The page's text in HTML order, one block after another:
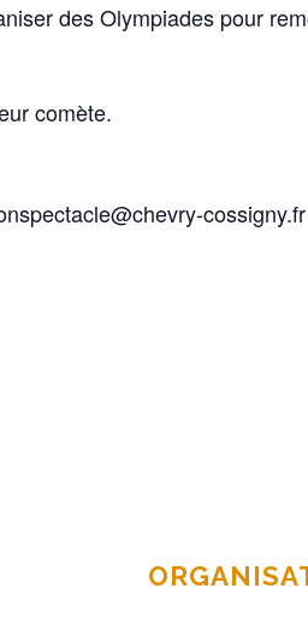
des Olympiades pour
comète.
cossigny.fr